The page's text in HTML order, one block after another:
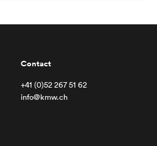
Contact
+41 (0)52 267 51 62
info@kmw.ch